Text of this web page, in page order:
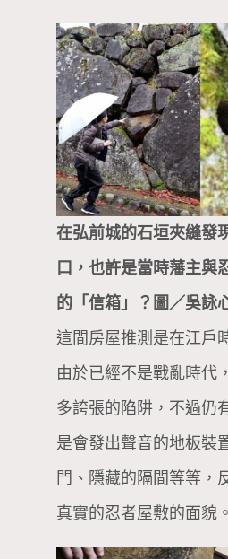
在弘前城的石垣夾縫發
口，也許是當時藩主與
的「信箱」？圖／吳詠
這間房屋推測是在江戶
由於已經不是戰亂時代
多誇張的陷阱，不過仍
是會發出聲音的地板裝
門、隱藏的隔間等等，
真實的忍者屋敷的面貌。